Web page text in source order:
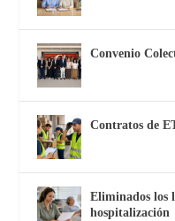
Convenio
Contratos de
Eliminados los
hospitalización